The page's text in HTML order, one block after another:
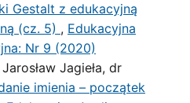
Gestalt z edukacyjną
(cz. 5) , Edukacyjna
Nr 9 (2020)
Jagieła, dr
imienia – początek